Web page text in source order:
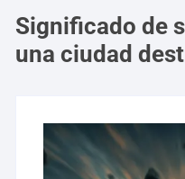
Significado de
una ciudad